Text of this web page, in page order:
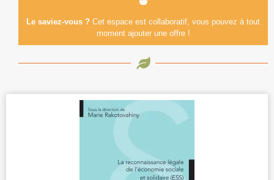
Le saviez-vous ? Cet espace est collaboratif, vous pouvez à tout
moment ajouter une offre !